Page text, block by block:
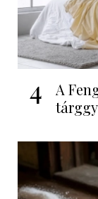
4
A